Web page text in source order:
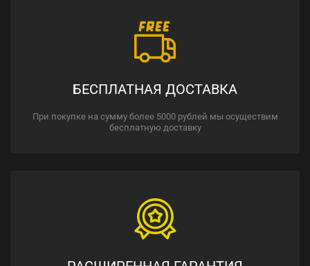
БЕСПЛАТНАЯ ДОСТАВКА
При покупке на сумму более 5000 рублей мы осуществим
бесплатную доставку